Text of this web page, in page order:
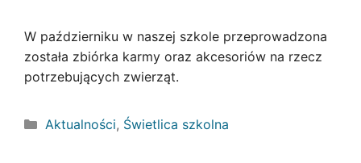
W październiku w naszej szkole przeprowadzona
została zbiórka karmy oraz akcesoriów na rzecz
potrzebujących zwierząt.
Kategorie
Aktualności, Świetlica szkolna